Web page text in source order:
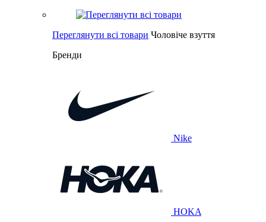
Переглянути всі товари Чоловіче взуття
Бренди
Nike
HOKA